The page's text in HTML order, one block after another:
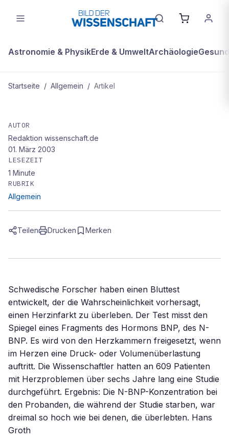
Astronomie & PhysikErde & UmweltArchäologie
Startseite / Allgemein / Artikel
Bluttest misst Infarkt-Risiko
AUTOR
Redaktion wissenschaft.de
01. März 2003
LESEZEIT
1 Minute
RUBRIK
Allgemein
Teilen Drucken Merken
Schwedische Forscher haben einen Bluttest
entwickelt, der die Wahrscheinlichkeit vorhersagt,
einen Herzinfarkt zu überleben. Der Test misst den
Spiegel eines Fragments des Hormons BNP, des N-
BNP. Es wird von den Herzkammern freigesetzt, wenn
im Herzen eine Druck- oder Volumenüberlastung
auftritt. Die Wissenschaftler hatten an 609 Patienten
mit Herzproblemen über sechs Jahre lang eine Studie
durchgeführt. Ergebnis: Die N-BNP-Konzentration bei
den Probanden, die während der Studie starben, war
dreimal so hoch wie bei denen, die überlebten. Hans
Groth